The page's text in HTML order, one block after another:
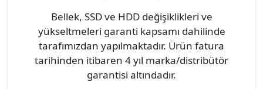
Bellek, SSD ve HDD değişiklikleri ve
yükseltmeleri garanti kapsamı dahilinde
tarafımızdan yapılmaktadır. Ürün fatura
tarihinden itibaren 4 yıl marka/distribütör
garantisi altındadır.